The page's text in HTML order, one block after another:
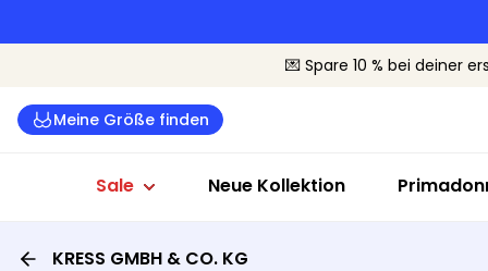
💌 Spare 10 % bei deiner
Meine Größe finden
Sale
Alle Dessous
BHs
Badeanzüge Sale
Bikinis
Sale nach
Neue Kollektion
KRESS GMBH & CO. KG